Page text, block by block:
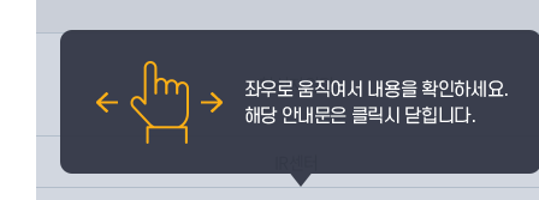
혁신지원팀